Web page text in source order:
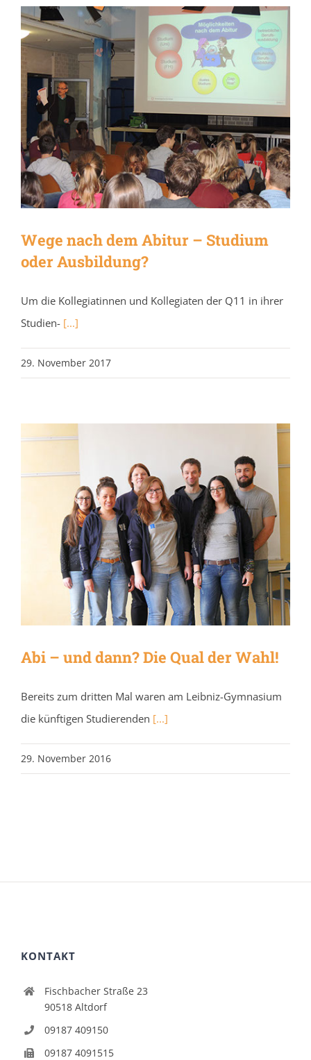
Wege nach dem Abitur – Studium
oder Ausbildung?
Um die Kollegiatinnen und Kollegiaten der Q11 in ihrer
Studien- [...]
29. November 2017
Abi – und dann? Die Qual der Wahl!
Bereits zum dritten Mal waren am Leibniz-Gymnasium
die künftigen Studierenden [...]
29. November 2016
KONTAKT
Fischbacher Straße 23
90518 Altdorf
09187 409150
09187 4091515